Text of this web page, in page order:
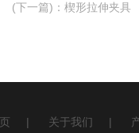
(下一篇) ： 楔形拉伸夹具
| 关于我们 |